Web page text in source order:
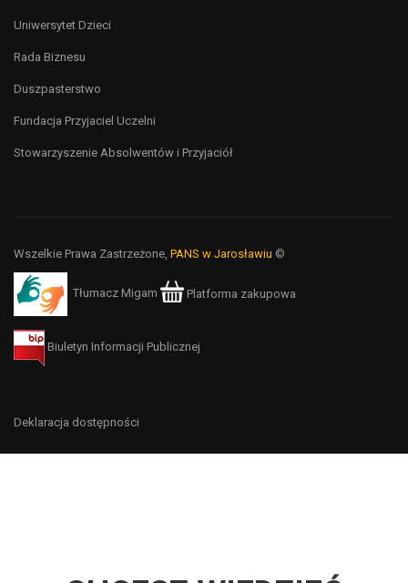
Uniwersytet Dzieci
Rada Biznesu
Duszpasterstwo
Fundacja Przyjaciel Uczelni
Stowarzyszenie Absolwentów i Przyjaciół
Wszelkie Prawa Zastrzeżone, PANS w Jarosławiu ©
Tłumacz Migam Platforma zakupowa
Biuletyn Informacji Publicznej
Deklaracja dostępności